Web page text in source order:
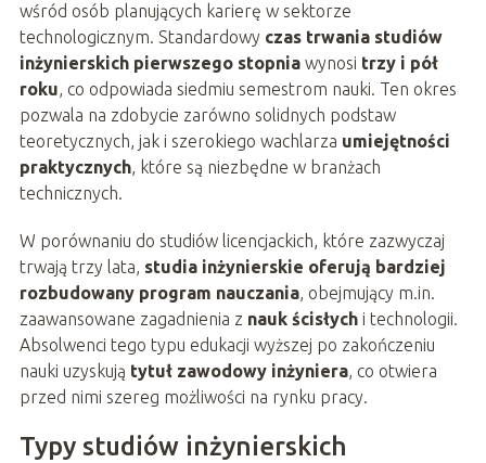
wśród osób planujących karierę w sektorze
technologicznym. Standardowy czas trwania studiów
inżynierskich pierwszego stopniawynosi trzy i pół
roku, co odpowiada siedmiu semestrom nauki. Ten okres
pozwala na zdobycie zarówno solidnych podstaw
teoretycznych, jak i szerokiego wachlarza umiejętności
praktycznych, które są niezbędne w branżach
technicznych.
W porównaniu do studiów licencjackich, które zazwyczaj
trwają trzy lata, studia inżynierskie oferują bardziej
rozbudowany program nauczania, obejmujący m.in.
zaawansowane zagadnienia z nauk ścisłychi technologii.
Absolwenci tego typu edukacji wyższej po zakończeniu
nauki uzyskują tytuł zawodowy inżyniera, co otwiera
przed nimi szereg możliwości na rynku pracy.
Typy studiów inżynierskich